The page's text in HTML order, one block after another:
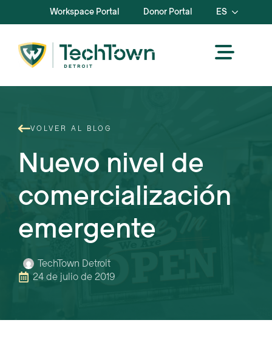
Workspace Portal Donor Portal ES
VOLVER AL BLOG
Nuevo nivel de
comercialización
emergente
TechTown Detroit
24 de julio de 2019